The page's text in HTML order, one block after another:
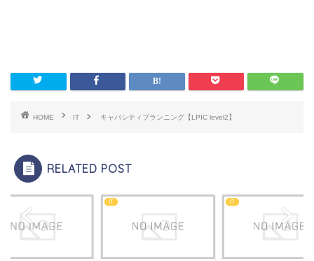
HOME IT キャパシティプランニング【LPIC level2】
RELATED POST
IT IT